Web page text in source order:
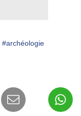
#archéologie